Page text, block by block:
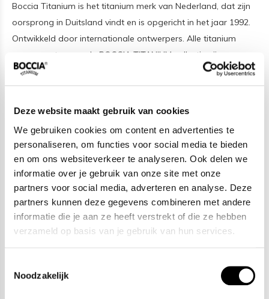
Deze website maakt gebruik van cookies
We gebruiken cookies om content en advertenties te
personaliseren, om functies voor social media te bieden
en om ons websiteverkeer te analyseren. Ook delen we
informatie over je gebruik van onze site met onze
partners voor social media, adverteren en analyse. Deze
partners kunnen deze gegevens combineren met andere
informatie die je aan ze heeft verstrekt of die ze hebben
verzameld op basis van je gebruik van hun services.
Noodzakelijk
Boccia Titanium is het titanium merk van Nederland, dat zijn
oorsprong in Duitsland vindt en is opgericht in het jaar 1992.
Ontwikkeld door internationale ontwerpers. Alle titanium
componenten van de BOCCIA TITANIUM collectie zijn
gemaakt van 99,7% puur titanium; het bijzondere materiaal.
Het is licht in gewicht, neemt de temperatuur van de huid aan
Social media
Wil jij op de hoogte blijven van nieuwe collecties, toffe
combinaties en de laatste sieraden of horloge trends? Hou
ons dan ook in de gaten op social media. Daarnaast
inspireren wij jou wekelijks met verschillende looks en mix &
SPECIFICATIES